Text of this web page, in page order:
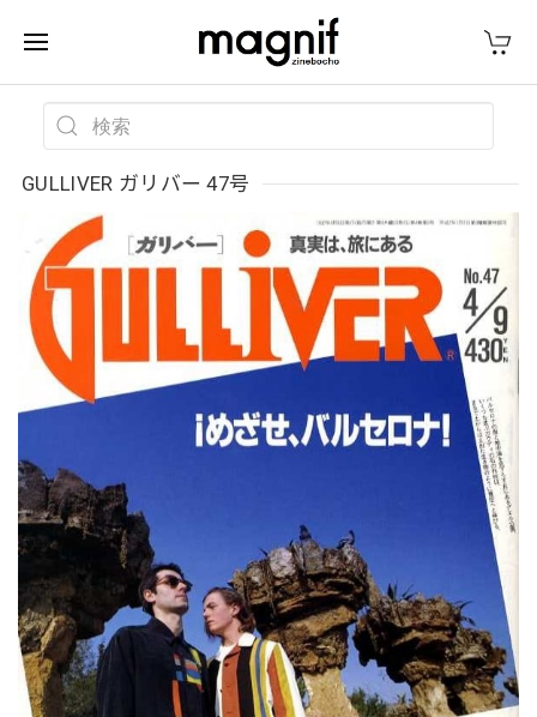
GULLIVER ガリバー 47号